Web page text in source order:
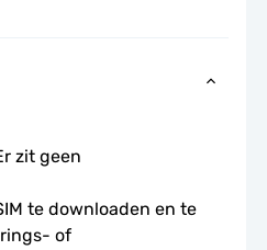
zit geen
te downloaden en te
of